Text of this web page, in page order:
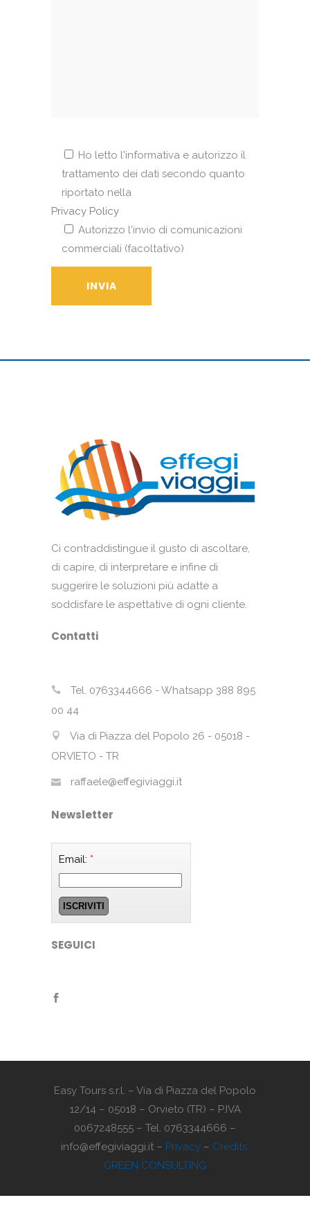
Ho letto l'informativa e autorizzo il
trattamento dei dati secondo quanto
riportato nella
Privacy Policy
Autorizzo l'invio di comunicazioni
commerciali (facoltativo)
Ci contraddistingue il gusto di ascoltare,
di capire, di interpretare e infine di
suggerire le soluzioni più adatte a
soddisfare le aspettative di ogni cliente.
Contatti
Tel. 0763344666 - Whatsapp 388 895
00 44
Via di Piazza del Popolo 26 - 05018 -
ORVIETO - TR
raffaele@effegiviaggi.it
Newsletter
Email: *
SEGUICI
Easy Tours s.r.l. – Via di Piazza del Popolo
12/14 – 05018 – Orvieto (TR) – P.IVA
0067248555 – Tel. 0763344666 –
info@effegiviaggi.it – Privacy – Credits:
GREEN CONSULTING